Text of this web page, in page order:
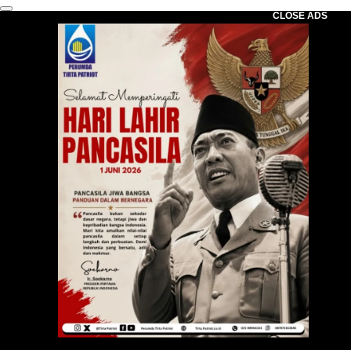
CLOSE ADS